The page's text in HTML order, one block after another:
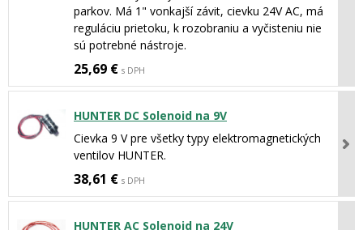
parkov. Má 1" vonkajší závit, cievku 24V AC, má
reguláciu prietoku, k rozobraniu a vyčisteniu nie
sú potrebné nástroje.
25,69 € s DPH
HUNTER DC Solenoid na 9V
Cievka 9 V pre všetky typy elektromagnetických
ventilov HUNTER.
38,61 € s DPH
HUNTER AC Solenoid na 24V